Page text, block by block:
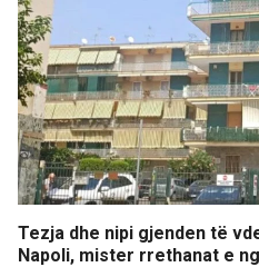
Tezja dhe nipi gjenden të
Napoli, mister rrethanat e